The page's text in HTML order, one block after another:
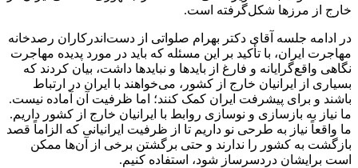
خارج از مرزها شکل‌گرفته است.
در ادامه جلسه آقای دکتر بهرام صلواتی از دست‌اندرکاران رصدخانه
مهاجرت ایران، با تأکید بر این مسئله که باید در مورد پدیده مهاجرت
نگاهی واقع‌گرایانه و فارغ از بایدها و نبایدها داشت، بیان کردند که
بسیاری از ایرانیان خارج از کشور، می‌خواهند با ایران در ارتباط
باشند و برای پیشرفت ایران کمک کنند؛ اما ظرفیت آن آماده نیست.
ما نیاز به بازسازی و نوسازی روابط با ایرانیان خارج از کشور داریم.
ما واقعاً نیاز به طرحی نو داریم تا از ظرفیت ایرانیانی که الزاماً قصد
بازگشت به کشور را ندارند و حتی برگشتن برخی از آن‌ها ممکن
است برایشان دردسرساز شود، استفاده کنیم.